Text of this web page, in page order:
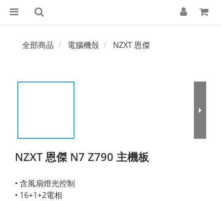
全部商品 電腦機殼 NZXT 恩傑
NZXT 恩傑 N7 Z790 主機板
• 含風扇燈光控制
• 16+1+2電相